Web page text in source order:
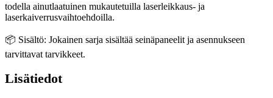
todella ainutlaatuinen mukautetuilla laserleikkaus- ja
laserkaiverrusvaihtoehdoilla.
📦 Sisältö: Jokainen sarja sisältää seinäpaneelit ja asennukseen
tarvittavat tarvikkeet.
Lisätiedot